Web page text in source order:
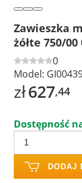
Zawieszka
żółte 750/00
0
Model:
zł627,44
Dostępność
DODAJ